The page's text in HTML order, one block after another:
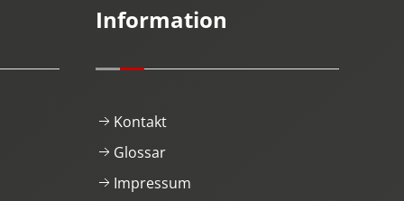
Information
Kontakt
Glossar
Impressum